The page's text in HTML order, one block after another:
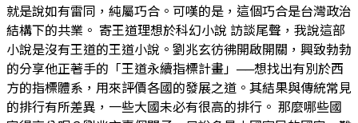
就是說如有雷同，純屬巧合。可嘆的是，這個巧合是台灣政治
結構下的共業。 寄王道理想於科幻小說 訪談尾聲，我說這部
小說是沒有王道的王道小說。劉兆玄彷彿開啟開關，興致勃勃
的分享他正著手的「王道永續指標計畫」──想找出有別於西
方的指標體系，用來評價各國的發展之道。其結果與傳統常見
的排行有所差異，一些大國未必有很高的排行。 那麼哪些國